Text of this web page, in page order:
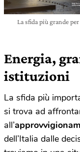
La sfida più grande
Energia,
istituzioni
La sfida più
si trova ad
all’
dell’Italia dalle